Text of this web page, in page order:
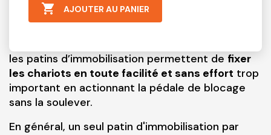
 AJOUTER AU PANIER
les patins d’immobilisation permettent de fixer
les chariots en toute facilité et sans effort trop
important en actionnant la pédale de blocage
sans la soulever.
En général, un seul patin d'immobilisation par